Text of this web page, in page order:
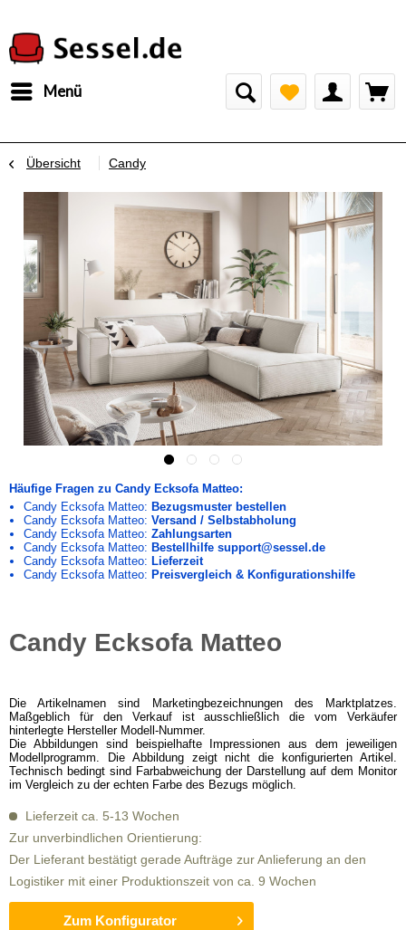
Menü
Übersicht Candy
Häufige Fragen zu Candy Ecksofa Matteo:
Candy Ecksofa Matteo: Bezugsmuster bestellen
Candy Ecksofa Matteo: Versand / Selbstabholung
Candy Ecksofa Matteo: Zahlungsarten
Candy Ecksofa Matteo: Bestellhilfe support@sessel.de
Candy Ecksofa Matteo: Lieferzeit
Candy Ecksofa Matteo: Preisvergleich & Konfigurationshilfe
Candy Ecksofa Matteo
Die Artikelnamen sind Marketingbezeichnungen des Marktplatzes.
Maßgeblich für den Verkauf ist ausschließlich die vom Verkäufer
hinterlegte Hersteller Modell-Nummer.
Die Abbildungen sind beispielhafte Impressionen aus dem jeweiligen
Modellprogramm. Die Abbildung zeigt nicht die konfigurierten Artikel.
Technisch bedingt sind Farbabweichung der Darstellung auf dem Monitor
im Vergleich zu der echten Farbe des Bezugs möglich.
Lieferzeit ca. 5-13 Wochen
Zur unverbindlichen Orientierung:
Der Lieferant bestätigt gerade Aufträge zur Anlieferung an den
Logistiker mit einer Produktionszeit von ca. 9 Wochen
Zum Konfigurator